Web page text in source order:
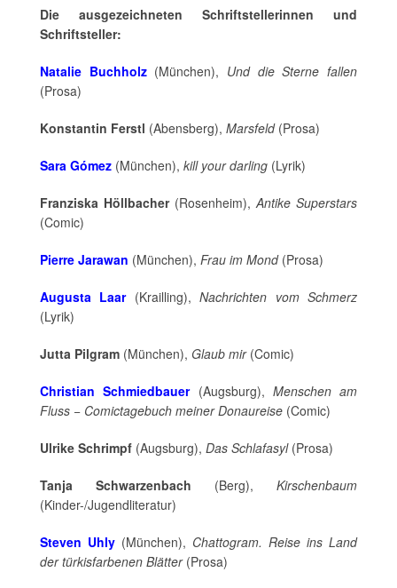
Die ausgezeichneten Schriftstellerinnen und
Schriftsteller:
Natalie Buchholz(München), Und die Sterne fallen
(Prosa)
Konstantin Ferstl (Abensberg), Marsfeld(Prosa)
Sara Gómez (München), kill your darling (Lyrik)
Franziska Höllbacher(Rosenheim), Antike Superstars
(Comic)
Pierre Jarawan (München), Frau im Mond (Prosa)
Augusta Laar(Krailling),Nachrichten vom Schmerz
(Lyrik)
Jutta Pilgram (München), Glaub mir(Comic)
Christian Schmiedbauer(Augsburg), Menschen am
Fluss − Comictagebuch meiner Donaureise (Comic)
Ulrike Schrimpf (Augsburg), Das Schlafasyl(Prosa)
Tanja Schwarzenbach (Berg), Kirschenbaum
(Kinder-/Jugendliteratur)
Steven Uhly (München), Chattogram. Reise ins Land
der türkisfarbenen Blätter(Prosa)